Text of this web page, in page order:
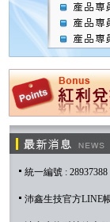
統一編號 : 28937388
沛鑫生技官方LINE